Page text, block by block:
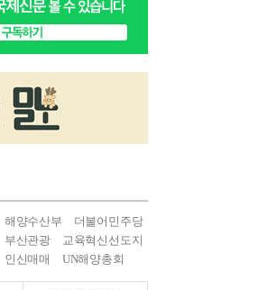
해양수산부
더불어민주당
부산관광
교육혁신선도지
인신매매 UN해양총회